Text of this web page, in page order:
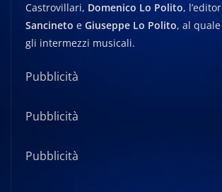
Castrovillari, Domenico Lo Polito,
Sancineto e Giuseppe Lo Polito, al
gli intermezzi musicali.
Pubblicità
Pubblicità
Pubblicità